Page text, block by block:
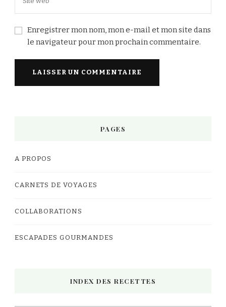
Enregistrer mon nom, mon e-mail et mon site dans
le navigateur pour mon prochain commentaire.
PAGES
A PROPOS
CARNETS DE VOYAGES
COLLABORATIONS
ESCAPADES GOURMANDES
INDEX DES RECETTES